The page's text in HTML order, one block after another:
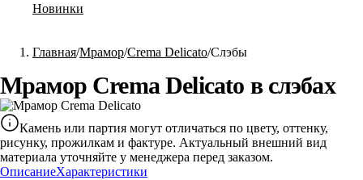
Новинки
Главная Мрамор Crema Delicato Слэбы
Мрамор Crema Delicato в слэбах
Камень или партия могут отличаться по цвету, оттенку,
рисунку, прожилкам и фактуре. Актуальный внешний вид
материала уточняйте у менеджера перед заказом.
ОписаниеХарактеристики